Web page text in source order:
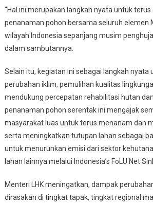
“Hal ini merupakan langkah nyata untuk
penanaman pohon bersama seluruh elemen
wilayah Indonesia sepanjang musim
dalam sambutannya.
Selain itu, kegiatan ini sebagai langkah nyata
perubahan iklim, pemulihan kualitas
mendukung percepatan rehabilitasi hutan
penanaman pohon serentak ini mengajak
masyarakat luas untuk terus menanam dan
serta meningkatkan tutupan lahan sebagai
untuk menurunkan emisi dari sektor
lahan lainnya melalui Indonesia’s FoLU Net
Menteri LHK meningatkan, dampak
dirasakan di tingkat tapak, tingkat regional